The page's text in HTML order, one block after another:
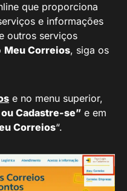
que proporciona
e informações
outros serviços
Meu Correios, siga os
e no menu superior,
Cadastre-se” e em
Correios“.